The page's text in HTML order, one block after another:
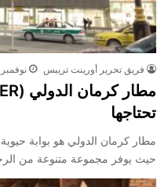
فريق تحرير أورينت تريبس نوفمبر 4, 2024
تحتاجها
مطار كرمان الدولي هو بوابة
حيث يوفر مجموعة متنوعة من